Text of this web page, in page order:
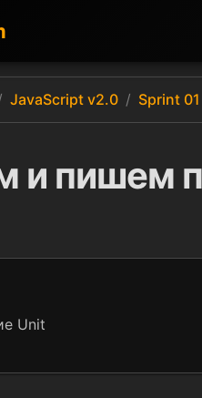
JavaScript v2.0 Sprint 01
и пишем
Unit